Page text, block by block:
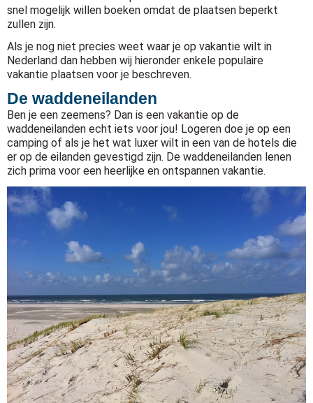
snel mogelijk willen boeken omdat de plaatsen beperkt
zullen zijn.
Als je nog niet precies weet waar je op vakantie wilt in
Nederland dan hebben wij hieronder enkele populaire
vakantie plaatsen voor je beschreven.
De waddeneilanden
Ben je een zeemens? Dan is een vakantie op de
waddeneilanden echt iets voor jou! Logeren doe je op een
camping of als je het wat luxer wilt in een van de hotels die
er op de eilanden gevestigd zijn. De waddeneilanden lenen
zich prima voor een heerlijke en ontspannen vakantie.